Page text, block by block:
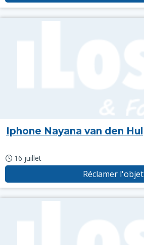
Iphone Nayana van den Hul
16 juillet
Réclamer l'objet